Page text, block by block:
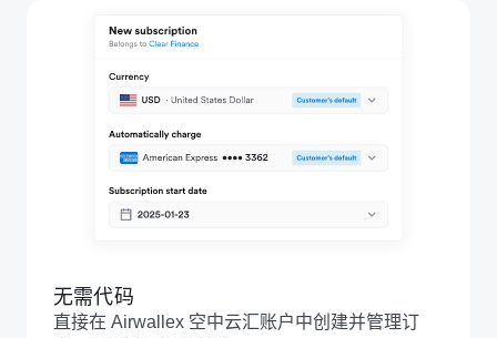
无需代码
直接在 Airwallex 空中云汇账户中创建并管理订